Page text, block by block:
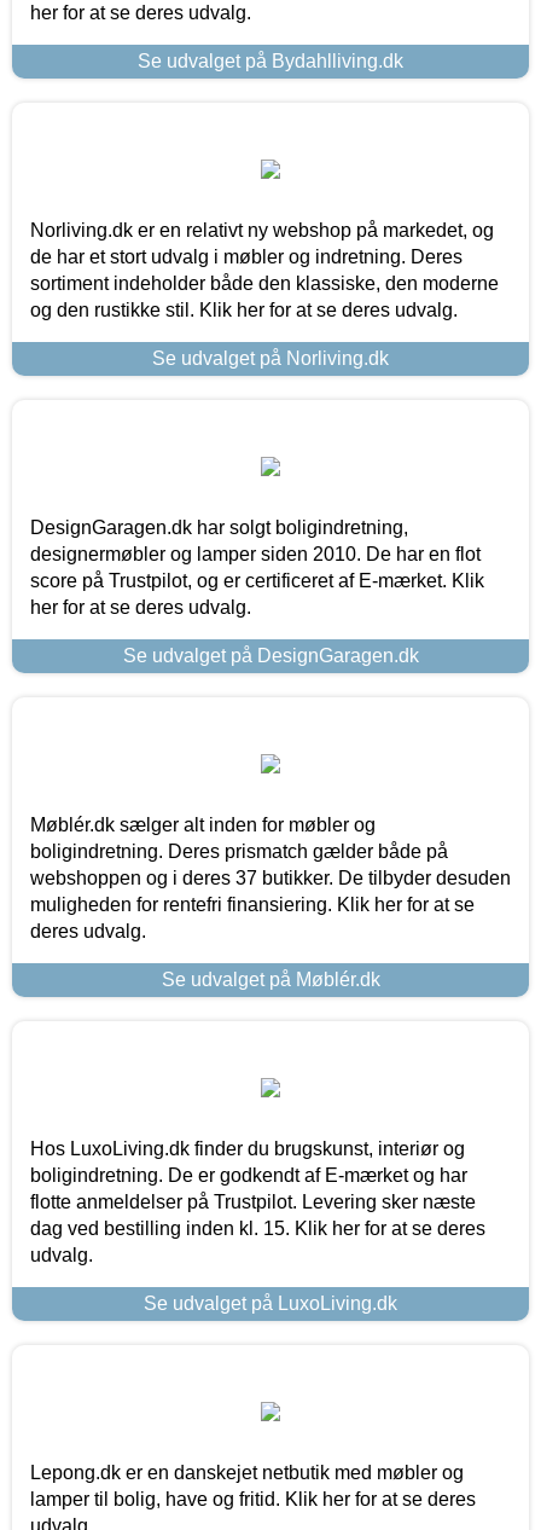
her for at se deres udvalg.
Se udvalget på Bydahlliving.dk
Norliving.dk er en relativt ny webshop på markedet, og
de har et stort udvalg i møbler og indretning. Deres
sortiment indeholder både den klassiske, den moderne
og den rustikke stil. Klik her for at se deres udvalg.
Se udvalget på Norliving.dk
DesignGaragen.dk har solgt boligindretning,
designermøbler og lamper siden 2010. De har en flot
score på Trustpilot, og er certificeret af E-mærket. Klik
her for at se deres udvalg.
Se udvalget på DesignGaragen.dk
Møblér.dk sælger alt inden for møbler og
boligindretning. Deres prismatch gælder både på
webshoppen og i deres 37 butikker. De tilbyder desuden
muligheden for rentefri finansiering. Klik her for at se
deres udvalg.
Se udvalget på Møblér.dk
Hos LuxoLiving.dk finder du brugskunst, interiør og
boligindretning. De er godkendt af E-mærket og har
flotte anmeldelser på Trustpilot. Levering sker næste
dag ved bestilling inden kl. 15. Klik her for at se deres
udvalg.
Se udvalget på LuxoLiving.dk
Lepong.dk er en danskejet netbutik med møbler og
lamper til bolig, have og fritid. Klik her for at se deres
udvalg.